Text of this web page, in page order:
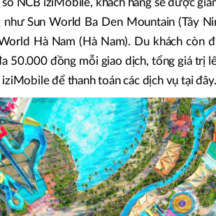
số NCB iziMobile, khách hàng sẽ được
như Sun World Ba Den Mountain (Tây
Hà Nam (Hà Nam). Du khách còn
50.000 đồng mỗi giao dịch, tổng giá trị
iziMobile để thanh toán các dịch vụ tại đây.